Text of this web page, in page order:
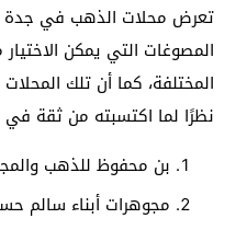
تعرض محلات الذهب في جدة
المصوغات التي يمكن
المختلفة، كما أن تلك
نظرًا لما اكتسبته من ثقة في
بن محفوظ للذهب
مجوهرات أبناء سالم